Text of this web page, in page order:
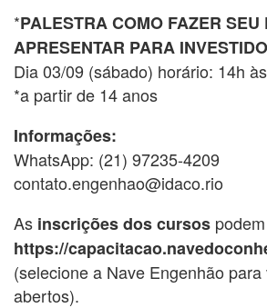
*PALESTRA COMO FAZER SEU
APRESENTAR PARA
Dia 03/09 (sábado) horário: 14h
*a partir de 14 anos
Informações:
WhatsApp: (21) 97235-4209
contato.engenhao@idaco.rio
As inscrições dos cursos
https://
(selecione a Nave Engenhão
abertos).